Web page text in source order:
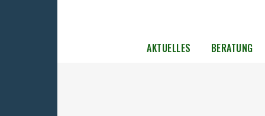
AKTUELLES BERATUNG